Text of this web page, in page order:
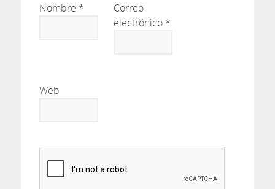
Nombre *
Correo
electrónico *
Web